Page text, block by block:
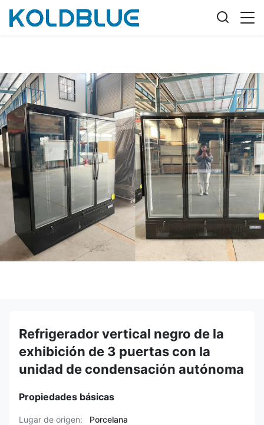
Refrigerador vertical negro de la
exhibición de 3 puertas con la
unidad de condensación autónoma
Propiedades básicas
Lugar de origen:
Porcelana